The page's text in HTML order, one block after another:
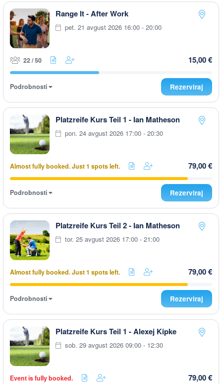
Range It - After Work
pet. 21 avgust 2026 16:00 - 20:00
22 / 50 15,00 €
Podrobnosti Rezerviraj
Platzreife Kurs Teil 1 - Ian Matheson
pon. 24 avgust 2026 17:00 - 20:30
Almost fully booked. Just 1 spots left. 79,00 €
Podrobnosti Rezerviraj
Platzreife Kurs Teil 2 - Ian Matheson
tor. 25 avgust 2026 17:00 - 21:00
Almost fully booked. Just 1 spots left. 79,00 €
Podrobnosti Rezerviraj
Platzreife Kurs Teil 1 - Alexej Kipke
sob. 29 avgust 2026 09:00 - 12:30
Event is fully booked. 79,00 €